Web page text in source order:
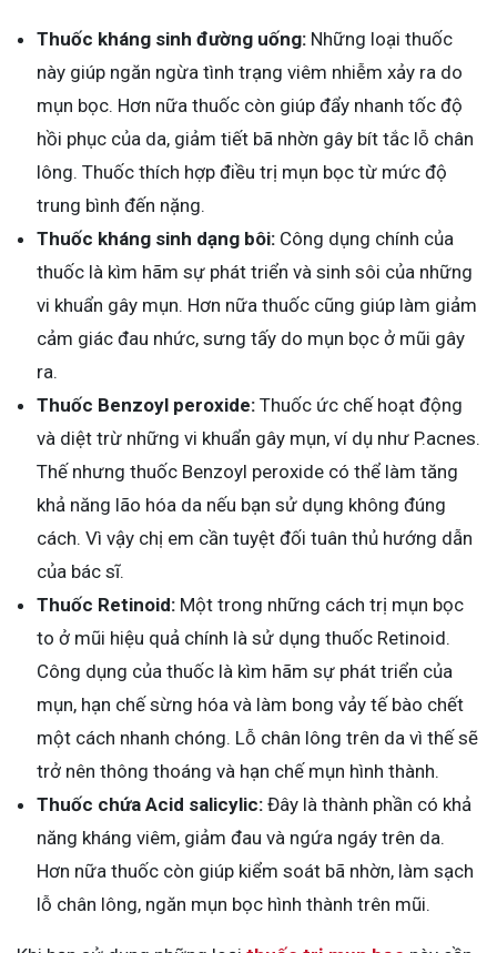
Thuốc kháng sinh đường uống: Những loại thuốc
này giúp ngăn ngừa tình trạng viêm nhiễm xảy ra do
mụn bọc. Hơn nữa thuốc còn giúp đẩy nhanh tốc độ
hồi phục của da, giảm tiết bã nhờn gây bít tắc lỗ chân
lông. Thuốc thích hợp điều trị mụn bọc từ mức độ
trung bình đến nặng.
Thuốc kháng sinh dạng bôi: Công dụng chính của
thuốc là kìm hãm sự phát triển và sinh sôi của những
vi khuẩn gây mụn. Hơn nữa thuốc cũng giúp làm giảm
cảm giác đau nhức, sưng tấy do mụn bọc ở mũi gây
ra.
Thuốc Benzoyl peroxide: Thuốc ức chế hoạt động
và diệt trừ những vi khuẩn gây mụn, ví dụ như P.acnes.
Thế nhưng thuốc Benzoyl peroxide có thể làm tăng
khả năng lão hóa da nếu bạn sử dụng không đúng
cách. Vì vậy chị em cần tuyệt đối tuân thủ hướng dẫn
của bác sĩ.
Thuốc Retinoid: Một trong những cách trị mụn bọc
to ở mũi hiệu quả chính là sử dụng thuốc Retinoid.
Công dụng của thuốc là kìm hãm sự phát triển của
mụn, hạn chế sừng hóa và làm bong vảy tế bào chết
một cách nhanh chóng. Lỗ chân lông trên da vì thế sẽ
trở nên thông thoáng và hạn chế mụn hình thành.
Thuốc chứa Acid salicylic: Đây là thành phần có khả
năng kháng viêm, giảm đau và ngứa ngáy trên da.
Hơn nữa thuốc còn giúp kiểm soát bã nhờn, làm sạch
lỗ chân lông, ngăn mụn bọc hình thành trên mũi.